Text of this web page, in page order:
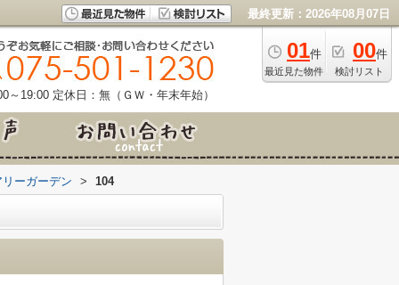
最終更新：2026年08月07日
01件
最近見た物件
00件
検討リスト
～19:00 定休日：無（ＧＷ・年末年始）
リーガーデン > 104